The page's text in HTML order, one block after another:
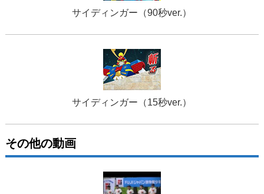
サイディンガー（90秒ver.）
サイディンガー（15秒ver.）
その他の動画